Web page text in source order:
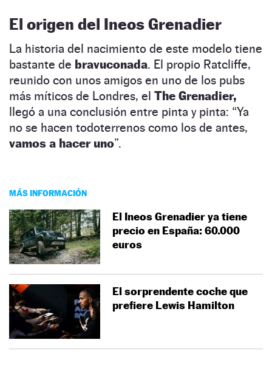
El origen del Ineos Grenadier
La historia del nacimiento de este modelo tiene
bastante de bravuconada. El propio Ratcliffe,
reunido con unos amigos en uno de los pubs
más míticos de Londres, el The Grenadier,
llegó a una conclusión entre pinta y pinta: “Ya
no se hacen todoterrenos como los de antes,
vamos a hacer uno”.
MÁS INFORMACIÓN
El Ineos Grenadier ya tiene
precio en España: 60.000
euros
El sorprendente coche que
prefiere Lewis Hamilton